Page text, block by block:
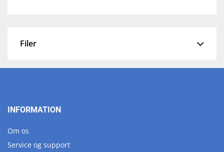
Filer
INFORMATION
Om os
Service og support